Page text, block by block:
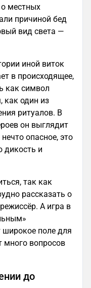
местных
причиной бед
вид света —
иной виток
в происходящее,
как символ
как один из
ритуалов. В
он выглядит
опасное, это
дикость и
так как
рассказать о
А игра в
широкое поле для
много вопросов
до